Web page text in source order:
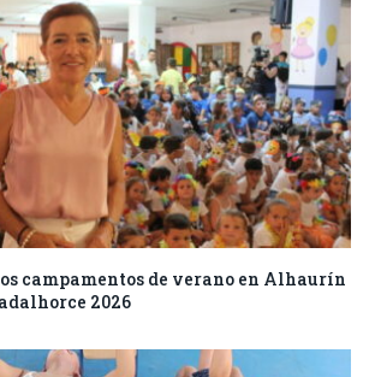
campamentos de verano en Alhaurín
2026